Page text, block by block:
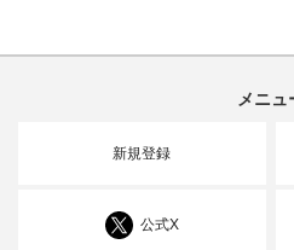
メニュ
新規登録
公式X